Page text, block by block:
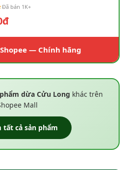
Đã bán 1K+
— Chính hãng
dừa Cửu Long khác trên
Mall
tất cả sản phẩm